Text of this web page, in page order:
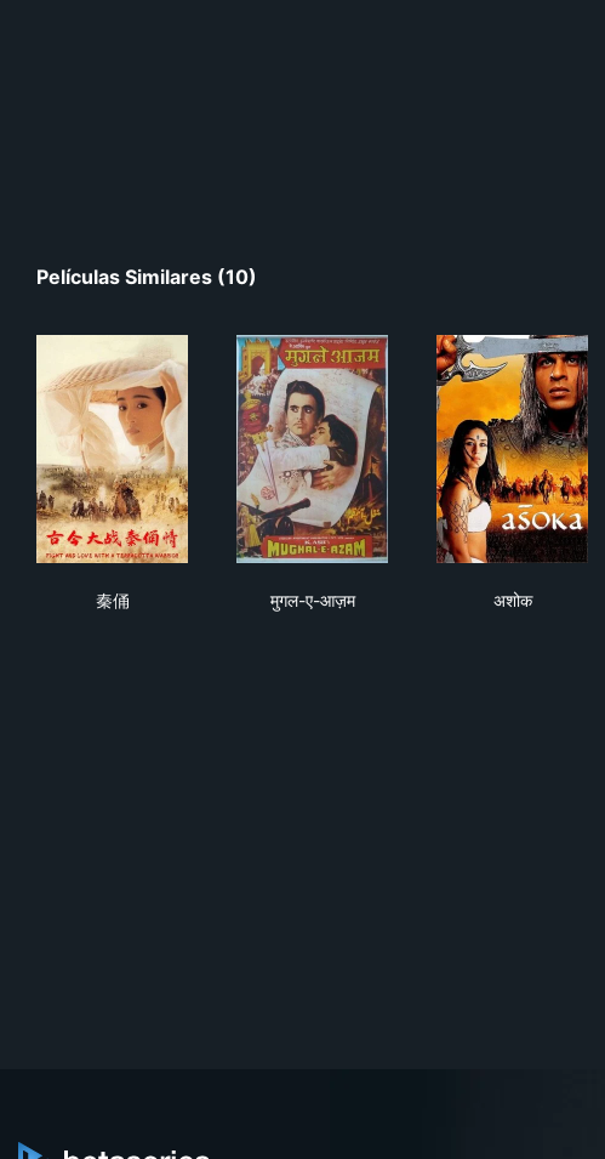
Películas Similares (10)
秦俑
मुगल-ए-आज़म
अशोक